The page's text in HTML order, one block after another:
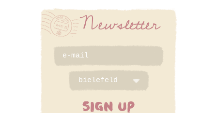
Newsletter
SIGN UP